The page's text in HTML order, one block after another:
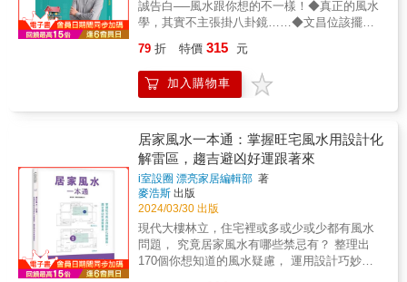
誠告白──風水跟你想的不一樣！◆真正的風水
學，其實不主張掛八卦鏡……◆文昌位該擺的
◆小心！大門或出入口開在龍邊不一定大吉，
有時還可能招禍！◆比起冰箱有沒有對爐火、
開門見不見灶，爐火在家中哪個方位更重
和聚寶盆、擔心屋樑壓床頭怎麼改、猶豫房門
可不可以對房門？是時候拋開這些無關緊要的
細枝末節，好好運用真正的風水了！《大師風
水──住對房子，富貴一輩子》是本少見的誠實
風水告白，不只分享玄空風水學的偉大及其對
家道的巨大影響，作者還以他三十年看宅生涯
的紮實研究和臨床實例，戳破你我可能都在用
的錯誤風水！逾45個案例故事，富貴、健康、
平安、幸福，留給懂風水的人！◆連間不動產
79 折 特價 315 元
加入購物車
居家風水一本通：掌握旺宅風水用設計化
解雷區，趨吉避凶好運跟著來
i室設圈 漂亮家居編輯部 著
麥浩斯 出版
2024/03/30 出版
現代大樓林立，住宅裡或多或少或少都有風水
問題， 究竟居家風水有哪些禁忌有？ 整理出
170個你想知道的風水疑慮， 運用設計巧妙化